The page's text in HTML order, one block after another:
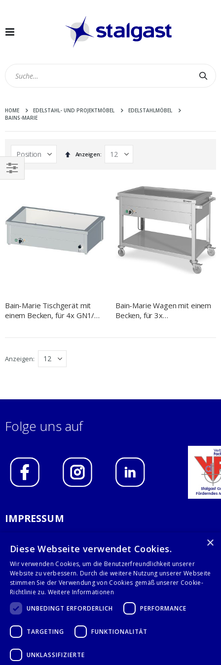
Navigation
HOME EDELSTAHL- UND PROJEKTMÖBEL
EDELSTAHLMÖBEL
BAINS-MARIE
In
absteigender
Anzeigen
Bain-Marie Tischgerät mit
einem Becken, für 4x GN1/1,
Bain-Marie Wagen mit einem
Becken, für 3x
Anzeigen
EINKAUFEN
Folge uns auf
IMPRESSUM
AGB
KONTAKT
Stalgast GmbH
28359 Bremen
+49 421 408844-0
×
Diese Webseite verwendet Cookies.
Wir verwenden Cookies, um die Benutzerfreundlichkeit unserer
Website zu verbessern. Durch die weitere Nutzung unserer Webseite
stimmen Sie der Verwendung von Cookies gemäß unserer Cookie-
Richtlinie zu. Weitere Informationen
UNBEDINGT ERFORDERLICH
PERFORMANCE
TARGETING FUNKTIONALITÄT
UNKLASSIFIZIERTE